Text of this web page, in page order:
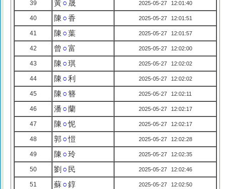
39 黃○ 晟 2025-05-27 12:01:40
40 陳 ○香 2025-05-27 12:01:51
41 陳 ○葉 2025-05-27 12:01:57
42 曾 ○富 2025-05-27 12:02:00
43 陳 ○琪 2025-05-27 12:02:02
44 陳 ○利 2025-05-27 12:02:02
45 陳 ○簪 2025-05-27 12:02:11
46 潘 ○蘭 2025-05-27 12:02:17
47 陳 ○怩 2025-05-27 12:02:17
48 郭 ○愷 2025-05-27 12:02:28
49 陳 ○玲 2025-05-27 12:02:35
50 劉 ○ 民 2025-05-27 12:02:46
51 蘇○錞 2025-05-27 12:02:50